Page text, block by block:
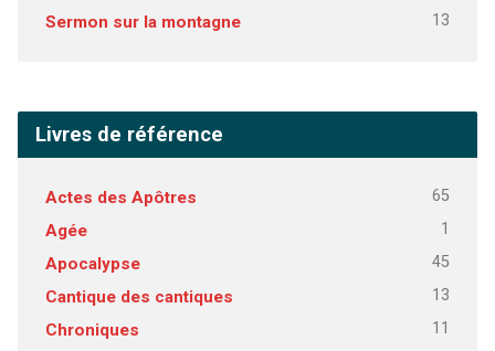
Sermon sur la montagne 13
Livres de référence
Actes des Apôtres 65
Agée 1
Apocalypse 45
Cantique des cantiques 13
Chroniques 11